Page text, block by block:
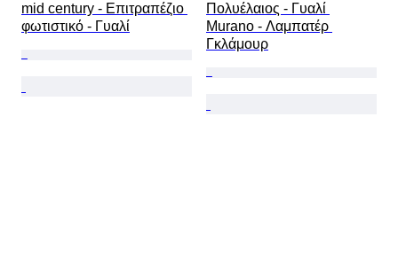
mid century - Επιτραπέζιο
φωτιστικό - Γυαλί
Πολυέλαιος - Γυαλί
Murano - Λαμπατέρ
Γκλάμουρ